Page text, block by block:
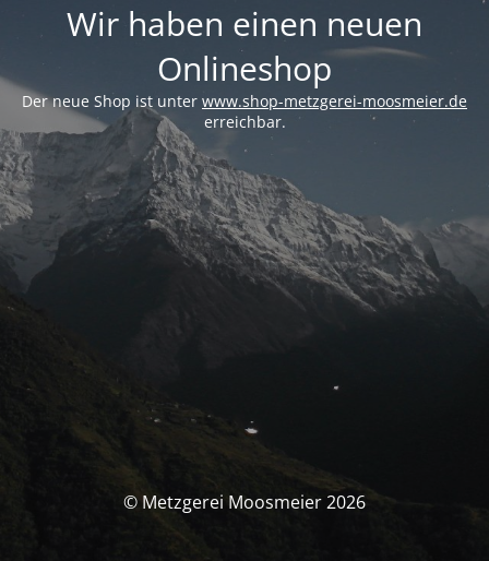
Wir haben einen neuen
Onlineshop
Der neue Shop ist unter www.shop-metzgerei-moosmeier.de
erreichbar.
© Metzgerei Moosmeier 2026